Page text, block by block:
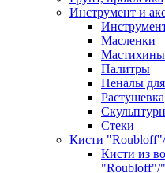
Инструмент и
Масленки
Мастихины
Палитры
Пеналы
Растушевка
Стеки
Кисти
Кисти из
"Roubloff"/